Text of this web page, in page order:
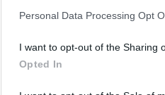
Personal Data Processing Opt
I want to opt-out of the Sharing
Opted In